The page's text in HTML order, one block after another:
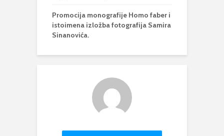
Promocija monografije Homo faber i
istoimena izložba fotografija Samira
Sinanovića.